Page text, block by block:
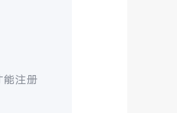
能注册